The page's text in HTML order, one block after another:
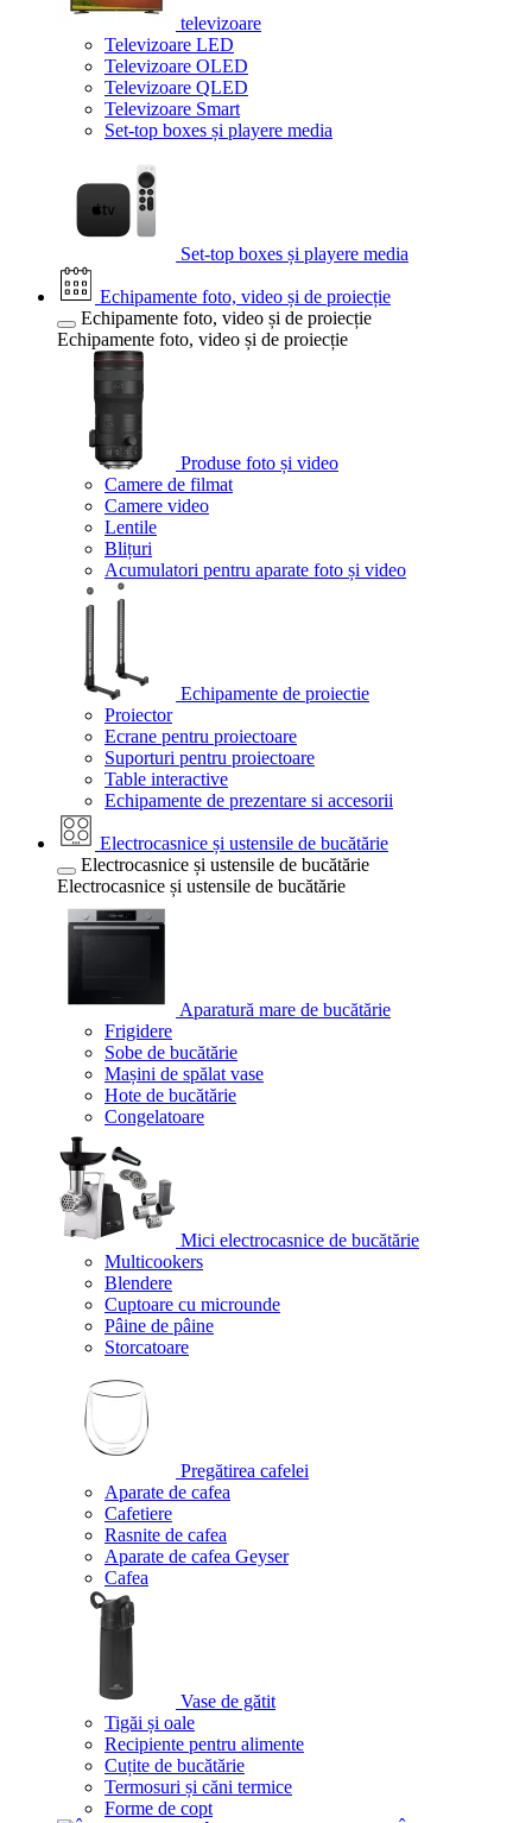
televizoare
Televizoare LED
Televizoare OLED
Televizoare QLED
Televizoare Smart
Set-top boxes și playere media
Set-top boxes și playere media
Echipamente foto, video și de proiecție
Echipamente foto, video și de proiecție
Echipamente foto, video și de proiecție
Produse foto și video
Camere de filmat
Camere video
Lentile
Blițuri
Acumulatori pentru aparate foto și video
Echipamente de proiectie
Proiector
Ecrane pentru proiectoare
Suporturi pentru proiectoare
Table interactive
Echipamente de prezentare si accesorii
Electrocasnice și ustensile de bucătărie
Electrocasnice și ustensile de bucătărie
Electrocasnice și ustensile de bucătărie
Aparatură mare de bucătărie
Frigidere
Sobe de bucătărie
Mașini de spălat vase
Hote de bucătărie
Congelatoare
Mici electrocasnice de bucătărie
Multicookers
Blendere
Cuptoare cu microunde
Pâine de pâine
Storcatoare
Pregătirea cafelei
Aparate de cafea
Cafetiere
Rasnite de cafea
Aparate de cafea Geyser
Cafea
Vase de gătit
Tigăi și oale
Recipiente pentru alimente
Cuțite de bucătărie
Termosuri și căni termice
Forme de copt